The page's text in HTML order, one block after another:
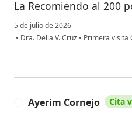
La Recomiendo al 200
5 de julio de 2026
• Dra. Delia V. Cruz • Primera visita
Ayerim Cornejo Cita